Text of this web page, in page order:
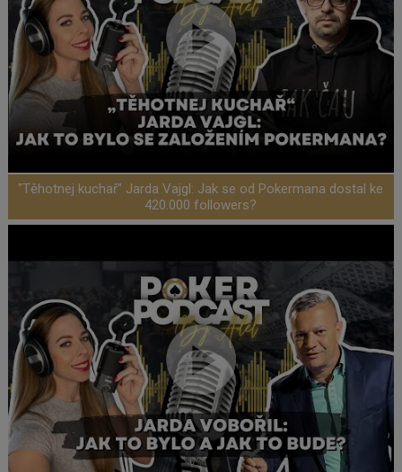
"Těhotnej kuchař" Jarda Vajgl: Jak se od Pokermana dostal ke
420.000 followers?